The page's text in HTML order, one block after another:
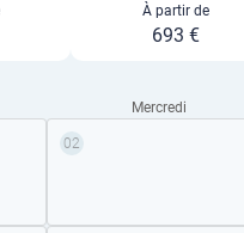
À partir de
693 €
Mercredi
02